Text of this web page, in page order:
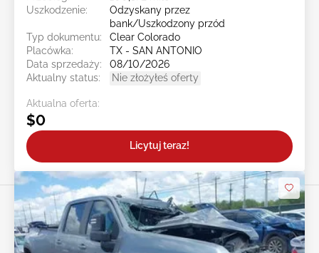
Uszkodzenie:
Odzyskany przez
bank/Uszkodzony przód
Typ dokumentu:
Clear Colorado
Placówka:
TX - SAN ANTONIO
Data sprzedaży:
08/10/2026
Aktualny status:
Nie złożyłeś oferty
Aktualna oferta:
$0
Licytuj teraz!